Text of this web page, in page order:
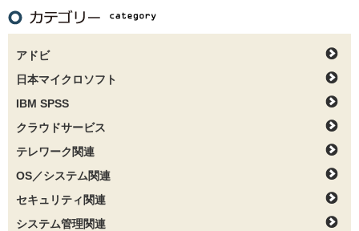
アドビ
日本マイクロソフト
IBM SPSS
クラウドサービス
テレワーク関連
OS／システム関連
セキュリティ関連
システム管理関連